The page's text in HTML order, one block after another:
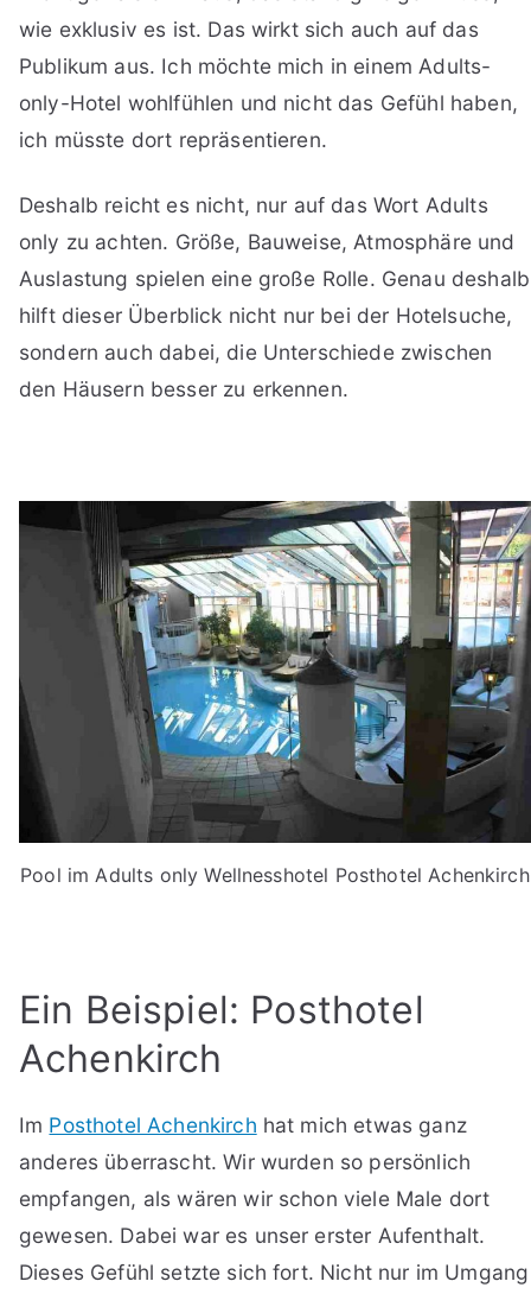
wie exklusiv es ist. Das wirkt sich auch auf das
Publikum aus. Ich möchte mich in einem Adults-
only-Hotel wohlfühlen und nicht das Gefühl haben,
ich müsste dort repräsentieren.
Deshalb reicht es nicht, nur auf das Wort Adults
only zu achten. Größe, Bauweise, Atmosphäre und
Auslastung spielen eine große Rolle. Genau deshalb
hilft dieser Überblick nicht nur bei der Hotelsuche,
sondern auch dabei, die Unterschiede zwischen
den Häusern besser zu erkennen.
Pool im Adults only Wellnesshotel Posthotel Achenkirch
Ein Beispiel: Posthotel
Achenkirch
Im Posthotel Achenkirch hat mich etwas ganz
anderes überrascht. Wir wurden so persönlich
empfangen, als wären wir schon viele Male dort
gewesen. Dabei war es unser erster Aufenthalt.
Dieses Gefühl setzte sich fort. Nicht nur im Umgang